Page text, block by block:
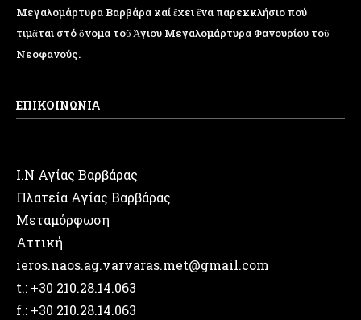
Μεγαλομάρτυρα Βαρβάρα καί ἔχει ἕνα παρεκκλήσιο πού
τιμᾶται στό ὄνομα τοῦ Ἁγιου Μεγαλομάρτυρα Φανουρίου τοῦ
Νεοφανούς.
ΕΠΙΚΟΙΝΩΝΙΑ
Ι.Ν Αγίας Βαρβάρας
Πλατεία Αγίας Βαρβάρας
Μεταμόρφωση
Αττική
ieros.naos.ag.varvaras.met@gmail.com
t.: +30 210.28.14.063
f.: +30 210.28.14.063